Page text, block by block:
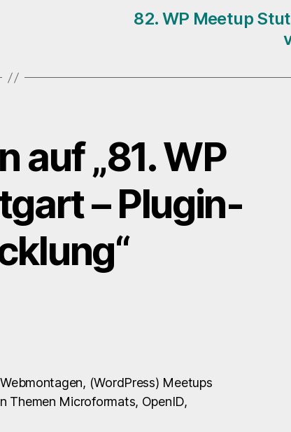
82. WP Meetup
auf „81. WP
– Plugin-
(WordPress) Meetups
Themen Microformats, OpenID,